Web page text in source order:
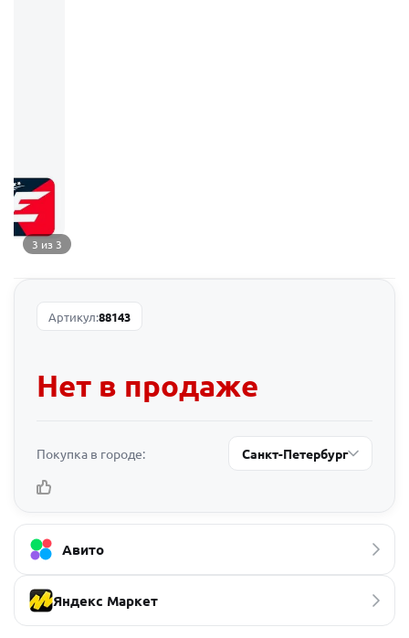
3 из 3
Артикул:88143
Нет в продаже
Покупка в городе: Санкт-Петербург
Авито
Яндекс Маркет